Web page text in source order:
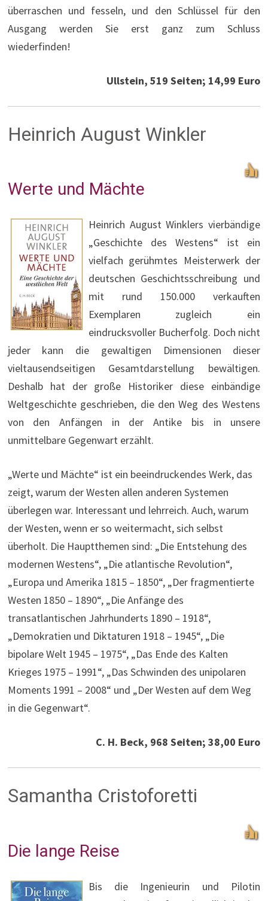
überraschen und fesseln, und den Schlüssel für den
Ausgang werden Sie erst ganz zum Schluss
wiederfinden!
Ullstein, 519 Seiten; 14,99 Euro
Heinrich August Winkler
Werte und Mächte
Heinrich August Winklers vierbändige
„Geschichte des Westens“ ist ein
vielfach gerühmtes Meisterwerk der
deutschen Geschichtsschreibung und
mit rund 150.000 verkauften
Exemplaren zugleich ein
eindrucksvoller Bucherfolg. Doch nicht
jeder kann die gewaltigen Dimensionen dieser
vieltausendseitigen Gesamtdarstellung bewältigen.
Deshalb hat der große Historiker diese einbändige
Weltgeschichte geschrieben, die den Weg des Westens
von den Anfängen in der Antike bis in unsere
unmittelbare Gegenwart erzählt.
„Werte und Mächte“ ist ein beeindruckendes Werk, das
zeigt, warum der Westen allen anderen Systemen
überlegen war. Interessant und lehrreich. Auch, warum
der Westen, wenn er so weitermacht, sich selbst
überholt. Die Hauptthemen sind: „Die Entstehung des
modernen Westens“, „Die atlantische Revolution“,
„Europa und Amerika 1815 – 1850“, „Der fragmentierte
Westen 1850 – 1890“, „Die Anfänge des
transatlantischen Jahrhunderts 1890 – 1918“,
„Demokratien und Diktaturen 1918 – 1945“, „Die
bipolare Welt 1945 – 1975“, „Das Ende des Kalten
Krieges 1975 – 1991“, „Das Schwinden des unipolaren
Moments 1991 – 2008“ und „Der Westen auf dem Weg
in die Gegenwart“.
C. H. Beck, 968 Seiten; 38,00 Euro
Samantha Cristoforetti
Die lange Reise
Bis die Ingenieurin und Pilotin